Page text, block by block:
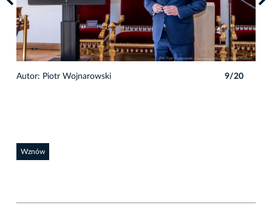
Autor: Piotr Wojnarowski 9/20
Wznów